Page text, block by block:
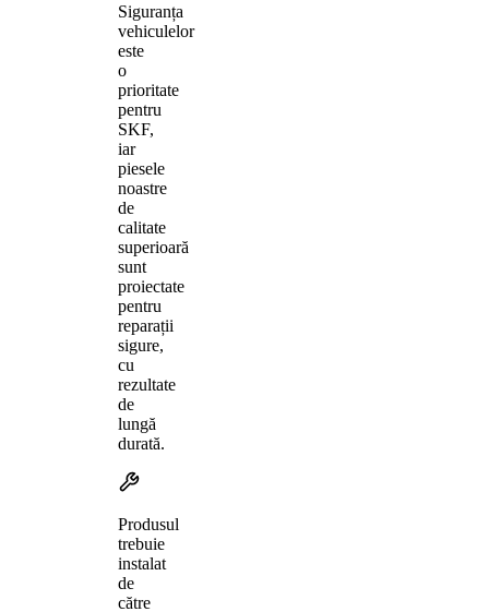
Siguranța
vehiculelor
este
o
prioritate
pentru
SKF,
iar
piesele
noastre
de
calitate
superioară
sunt
proiectate
pentru
reparații
sigure,
cu
rezultate
de
lungă
durată.
Produsul
trebuie
instalat
de
către